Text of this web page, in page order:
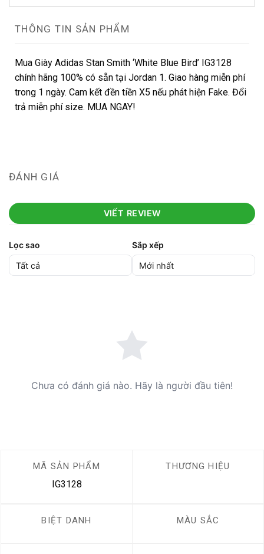
THÔNG TIN SẢN PHẨM
Mua Giày Adidas Stan Smith ‘White Blue Bird’ IG3128
chính hãng 100% có sẵn tại Jordan 1. Giao hàng miễn phí
trong 1 ngày. Cam kết đền tiền X5 nếu phát hiện Fake. Đổi
trả miễn phí size. MUA NGAY!
ĐÁNH GIÁ
VIẾT REVIEW
Lọc sao Sắp xếp
Chưa có đánh giá nào. Hãy là người đầu tiên!
MÃ SẢN PHẨM
IG3128
THƯƠNG HIỆU
BIỆT DANH MÀU SẮC